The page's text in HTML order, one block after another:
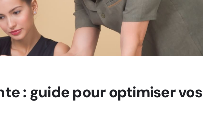
: guide pour optimiser vos